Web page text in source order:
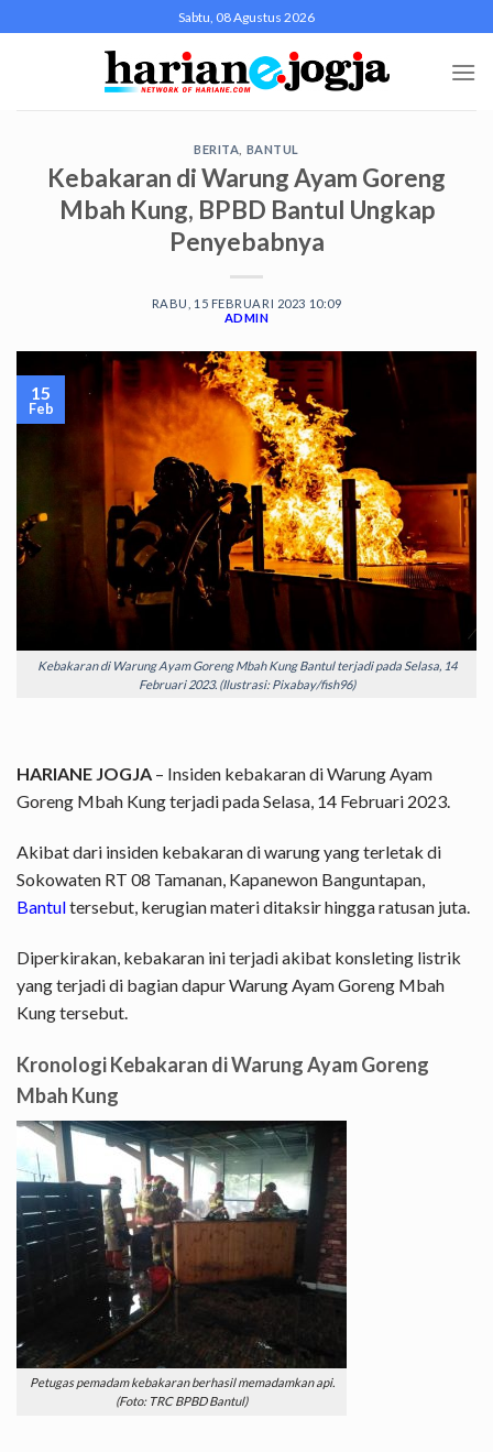
to
Sabtu, 08 Agustus 2026
BERITA BANTUL
Kebakaran di Warung Ayam Goreng
Mbah Kung, BPBD Bantul Ungkap
Penyebabnya
RABU, 15 FEBRUARI 2023 10:09
ADMIN
Kebakaran di Warung Ayam Goreng Mbah Kung Bantul terjadi pada Selasa, 14
Februari 2023. (Ilustrasi: Pixabay/fish96)
15
Feb
HARIANE JOGJA – Insiden kebakaran di Warung Ayam
Goreng Mbah Kung terjadi pada Selasa, 14 Februari 2023.
Akibat dari insiden kebakaran di warung yang terletak di
Sokowaten RT 08 Tamanan, Kapanewon Banguntapan,
Bantultersebut, kerugian materi ditaksir hingga ratusan juta.
Diperkirakan, kebakaran ini terjadi akibat konsleting listrik
yang terjadi di bagian dapur Warung Ayam Goreng Mbah
Kung tersebut.
Kronologi Kebakaran di Warung Ayam Goreng
Mbah Kung
Petugas pemadam kebakaran berhasil memadamkan api.
(Foto: TRC BPBD Bantul)